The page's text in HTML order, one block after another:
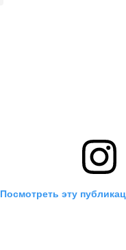
Посмотреть эту